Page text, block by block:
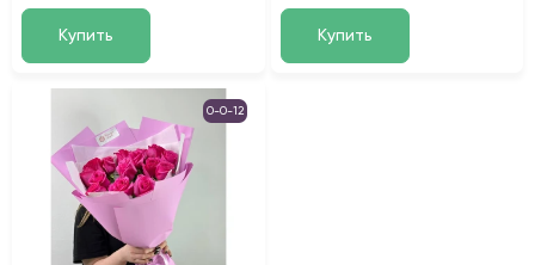
Купить Купить
0-0-12